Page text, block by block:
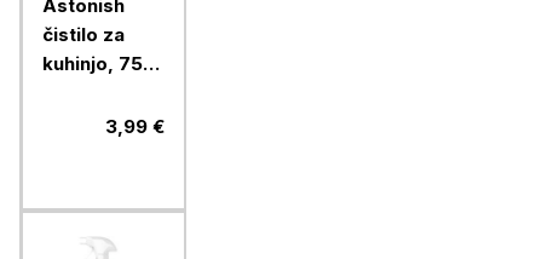
Astonish
čistilo za
kuhinjo, 750
3,99 €